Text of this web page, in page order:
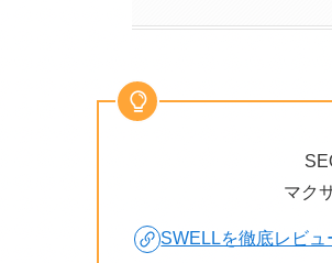
マク
SWELLを徹底レビ